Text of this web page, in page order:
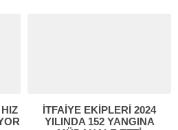
İTFAİYE EKİPLERİ 2024
YILINDA 152 YANGINA